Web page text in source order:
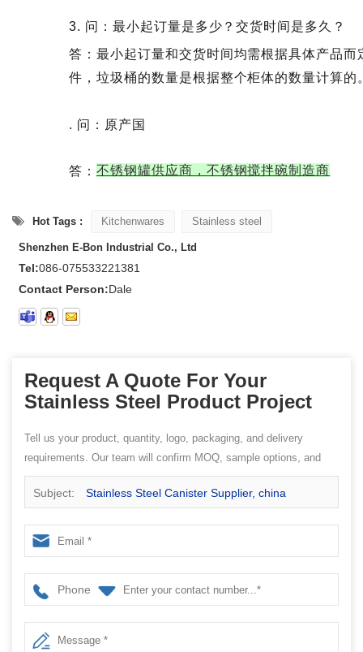
3. 问：最小起订量是多少？交货时间是多久？
答：最小起订量和交货时间均需根据具体产品
件，垃圾桶的数量是根据整个柜体的数量计算
. 问：原产国
答： 不锈钢罐供应商，不锈钢搅拌碗制造商
Hot Tags : Kitchenwares Stainless steel
Shenzhen E-Bon Industrial Co., Ltd
Tel:086-075533221381
Contact Person:Dale
Request A Quote For Your
Stainless Steel Product Project
Tell us your product, quantity, logo, packaging, and delivery
requirements. Our team will confirm MOQ, sample options, and
quotation details.
Subject: Stainless Steel Canister Supplier, china
Stainless steel factory
Phone